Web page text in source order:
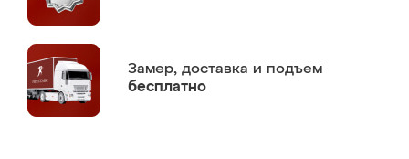
Замер, доставка и подъем
бесплатно